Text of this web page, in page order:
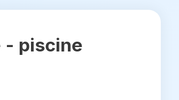
- piscine